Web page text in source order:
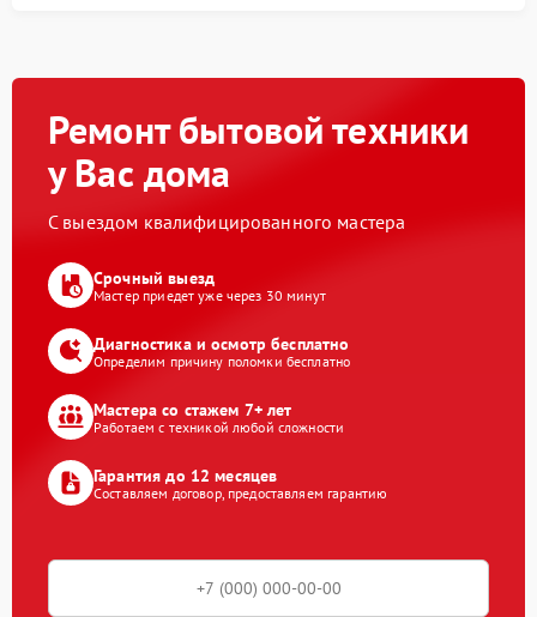
Ремонт бытовой техники
у Вас дома
С выездом квалифицированного мастера
Срочный выезд
Мастер приедет уже через 30 минут
Диагностика и осмотр бесплатно
Определим причину поломки бесплатно
Мастера со стажем 7+ лет
Работаем с техникой любой сложности
Гарантия до 12 месяцев
Составляем договор, предоставляем гарантию